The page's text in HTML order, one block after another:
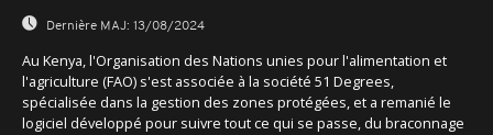
Dernière MAJ: 13/08/2024
Au Kenya, l'Organisation des Nations unies pour l'alimentation et
l'agriculture (FAO) s'est associée à la société 51 Degrees,
spécialisée dans la gestion des zones protégées, et a remanié le
logiciel développé pour suivre tout ce qui se passe, du braconnage